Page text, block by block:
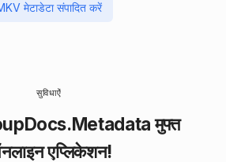
मेटाडेटा संपादित करें
सुविधाऐं
मुफ्त
एप्लिकेशन!